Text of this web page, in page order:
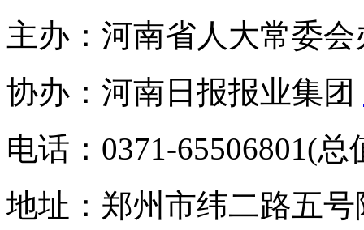
主办：河南省人大常委
协办：河南日报报业集团
电话：0371-65506801(总
地址：郑州市纬二路五号